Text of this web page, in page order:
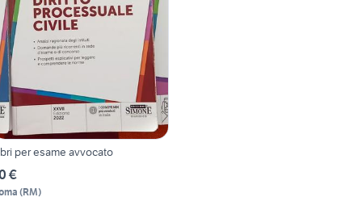
per esame avvocato
€
(RM)